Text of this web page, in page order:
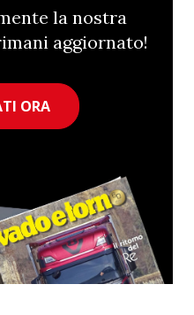
la nostra
aggiornato!
ORA